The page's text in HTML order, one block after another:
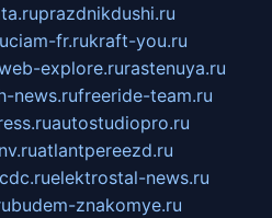
prazdnikdushi.ru
ciam-fr.rukraft-you.ru
explore.rurastenuya.ru
news.rufreeride-team.ru
autostudiopro.ru
atlantpereezd.ru
elektrostal-news.ru
budem-znakomye.ru